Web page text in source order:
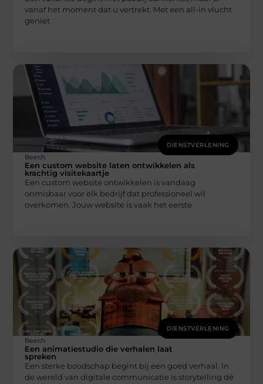
vanaf het moment dat u vertrekt. Met een all-in vlucht
geniet
DIENSTVERLENING
Beech
Een custom website laten ontwikkelen als
krachtig visitekaartje
Een custom website ontwikkelen is vandaag
onmisbaar voor elk bedrijf dat professioneel wil
overkomen. Jouw website is vaak het eerste
DIENSTVERLENING
Beech
Een animatiestudio die verhalen laat
spreken
Een sterke boodschap begint bij een goed verhaal. In
de wereld van digitale communicatie is storytelling dé